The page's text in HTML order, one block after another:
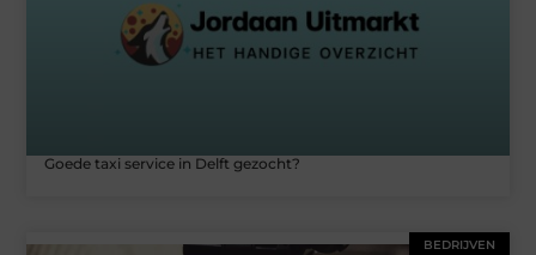
Goede taxi service in Delft gezocht?
BEDRIJVEN